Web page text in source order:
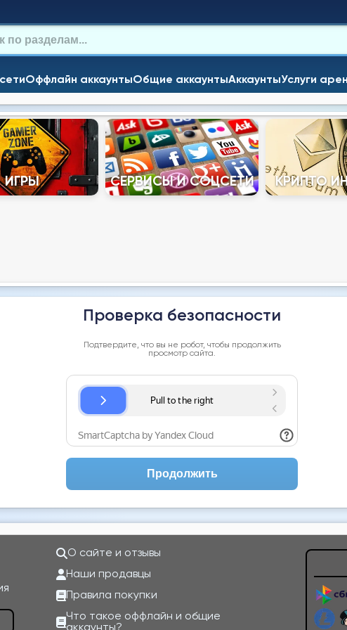
Оффлайн аккаунтыОбщие аккаунтыАккаунтыУслуги
ИГРЫ СЕРВИСЫ И СОЦСЕТИ КРИПТО
Проверка безопасности
Подтвердите, что вы не робот, чтобы продолжить
просмотр сайта.
Продолжить
О сайте и отзывы
Наши продавцы
Правила покупки
Что такое оффлайн и общие